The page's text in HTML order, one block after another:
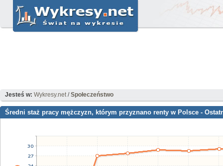
Jesteś w: Wykresy.net/Społeczeństwo
Średni staż pracy mężczyzn, którym przyznano renty w Polsce -